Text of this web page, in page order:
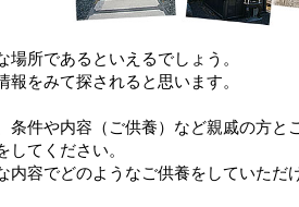
所であるといえるでしょう。
報をみて探されると思います。
条件や内容（ご供養）など親戚の方と
してください。
内容でどのようなご供養をしていただ